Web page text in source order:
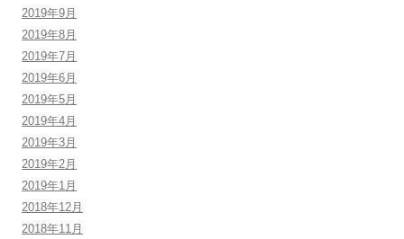
2019年9月
2019年8月
2019年7月
2019年6月
2019年5月
2019年4月
2019年3月
2019年2月
2019年1月
2018年12月
2018年11月